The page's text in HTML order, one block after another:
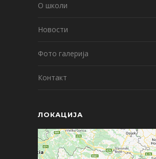
О школи
Новости
Фото галерија
Контакт
ЛОКАЦИЈА